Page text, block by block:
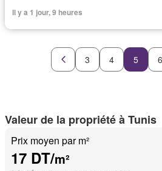
Il y a 1 jour, 9 heures
3 4 5 6
Valeur de la propriété à Tunis
Prix moyen par m²
17 DT/m²